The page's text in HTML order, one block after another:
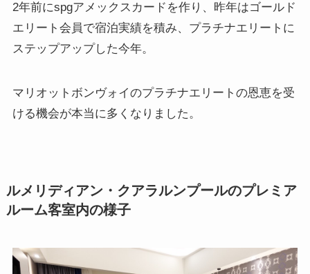
2年前にspgアメックスカードを作り、昨年はゴールド
エリート会員で宿泊実績を積み、プラチナエリートに
ステップアップした今年。
マリオットボンヴォイのプラチナエリートの恩恵を受
ける機会が本当に多くなりました。
ルメリディアン・クアラルンプールのプレミア
ルーム客室内の様子